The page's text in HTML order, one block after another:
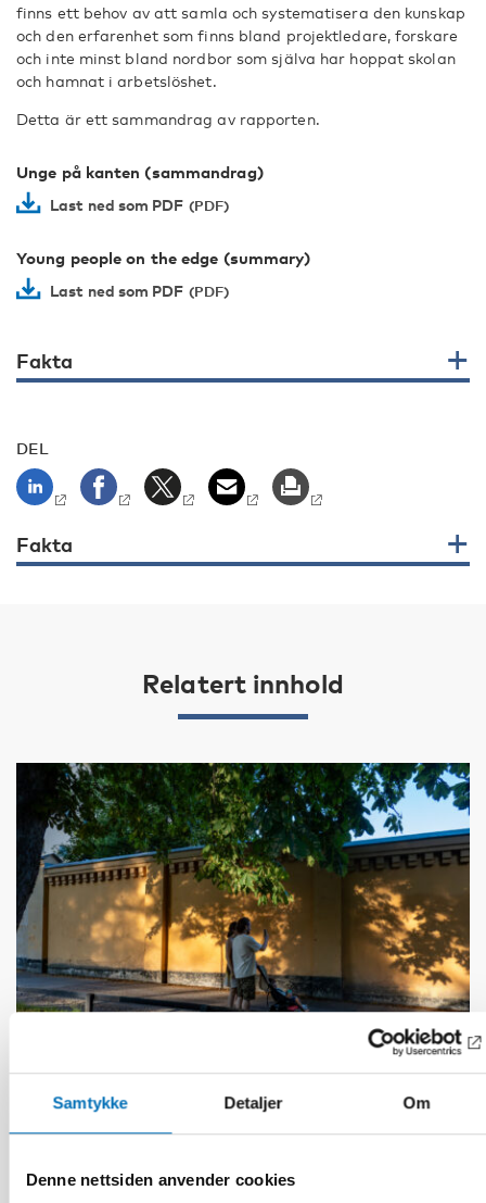
Samtykke Detaljer Om
Denne nettsiden anvender cookies
finns ett behov av att samla och systematisera den kunskap
och den erfarenhet som finns bland projektledare, forskare
och inte minst bland nordbor som själva har hoppat skolan
och hamnat i arbetslöshet.
Detta är ett sammandrag av rapporten.
Unge på kanten (sammandrag)
Last ned som PDF
Young people on the edge (summary)
Last ned som PDF
Fakta
DEL
Fakta
Relatert innhold
Digitaliseringen förändrar individ- och